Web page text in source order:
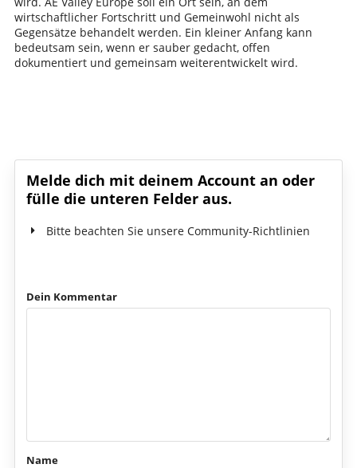
wirtschaftlicher Fortschritt und Gemeinwohl nicht als
Gegensätze behandelt werden. Ein kleiner Anfang kann
bedeutsam sein, wenn er sauber gedacht, offen
dokumentiert und gemeinsam weiterentwickelt wird.
Melde dich mit deinem Account an oder
fülle die unteren Felder aus.
Bitte beachten Sie unsere Community-Richtlinien
Dein Kommentar
Name